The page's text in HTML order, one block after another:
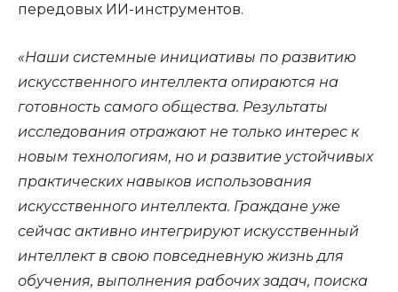
передовых ИИ-инструментов.
«Наши системные инициативы по развитию
искусственного интеллекта опираются на
готовность самого общества. Результаты
исследования отражают не только интерес к
новым технологиям, но и развитие устойчивых
практических навыков использования
искусственного интеллекта. Граждане уже
сейчас активно интегрируют искусственный
интеллект в свою повседневную жизнь для
обучения, выполнения рабочих задач, поиска